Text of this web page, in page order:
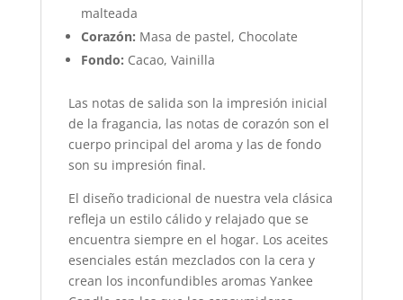
malteada
Corazón: Masa de pastel, Chocolate
Fondo: Cacao, Vainilla
Las notas de salida son la impresión inicial
de la fragancia, las notas de corazón son el
cuerpo principal del aroma y las de fondo
son su impresión final.
El diseño tradicional de nuestra vela clásica
refleja un estilo cálido y relajado que se
encuentra siempre en el hogar. Los aceites
esenciales están mezclados con la cera y
crean los inconfundibles aromas Yankee